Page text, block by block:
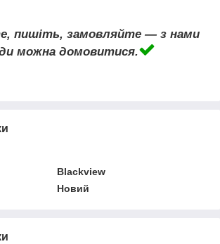
пишіть, замовляйте — з нами
можна домовитися.
Blackview
Новий